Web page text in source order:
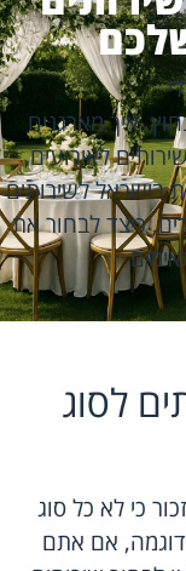
,איך מארגנים
לאירועים,
בישראל לשירותים
,כיצד לבחור את
לסוג
כי לא כל סוג
אם אתם